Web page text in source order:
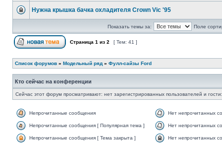
Нужна крышка бачка охладителя Crown Vic '95
Показать темы за: Поле
Страница 1 из 2 [ Тем: 41 ]
Список форумов » Модельный ряд » Фулл-сайзы Ford
Кто сейчас на конференции
Сейчас этот форум просматривают: нет зарегистрированных пользователей и
Непрочитанные сообщения Нет непрочитанных
Непрочитанные сообщения [ Популярная тема ] Нет непрочитанных
Непрочитанные сообщения [ Тема закрыта ] Нет непрочитанных